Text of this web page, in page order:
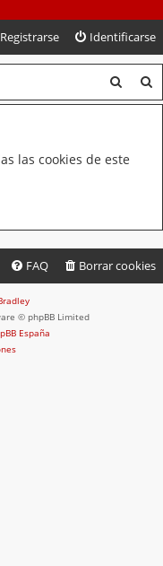
Identificarse
Registrarse
u
u
c
las cookies de este
Borrar cookies
FAQ
© phpBB Limited
España